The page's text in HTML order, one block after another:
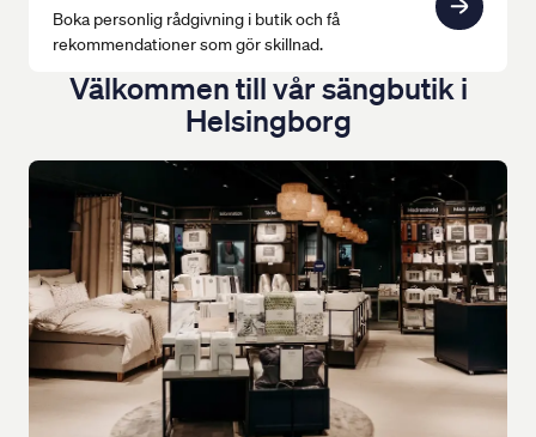
Boka personlig rådgivning i butik och få
rekommendationer som gör skillnad.
Helsingborg
Välkommen till vår sängbutik i
Helsingborg